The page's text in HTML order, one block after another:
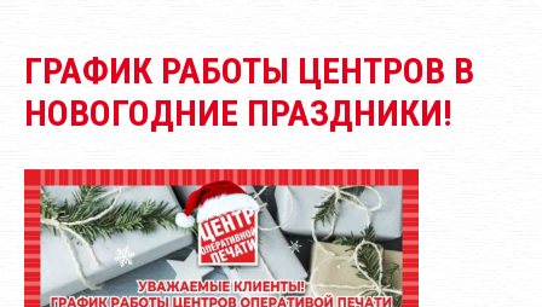
ГРАФИК РАБОТЫ ЦЕНТРОВ В
НОВОГОДНИЕ ПРАЗДНИКИ!